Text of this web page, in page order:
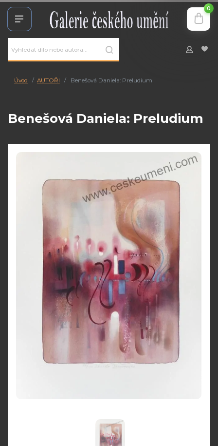
0
Úvod AUTOŘI Benešová Daniela: Preludium
Benešová Daniela: Preludium